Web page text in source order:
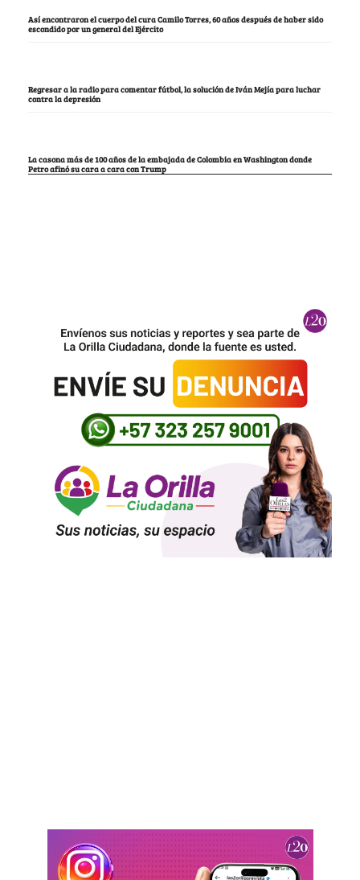
Así encontraron el cuerpo del cura Camilo Torres, 60 años después de haber sido
escondido por un general del Ejército
Regresar a la radio para comentar fútbol, la solución de Iván Mejía para luchar
contra la depresión
La casona más de 100 años de la embajada de Colombia en Washington donde
Petro afinó su cara a cara con Trump